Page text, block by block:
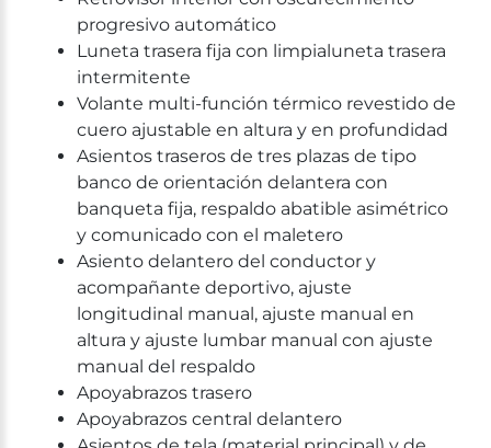
progresivo automático
Luneta trasera fija con limpialuneta trasera
intermitente
Volante multi-función térmico revestido de
cuero ajustable en altura y en profundidad
Asientos traseros de tres plazas de tipo
banco de orientación delantera con
banqueta fija, respaldo abatible asimétrico
y comunicado con el maletero
Asiento delantero del conductor y
acompañante deportivo, ajuste
longitudinal manual, ajuste manual en
altura y ajuste lumbar manual con ajuste
manual del respaldo
Apoyabrazos trasero
Apoyabrazos central delantero